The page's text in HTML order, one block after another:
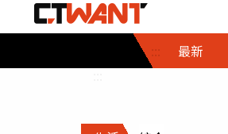
::: 最新
社會首頁
時事
調查
娛樂首頁
即時